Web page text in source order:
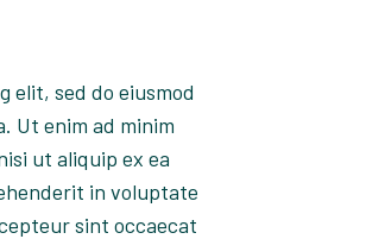
elit, sed do eiusmod
Ut enim ad minim
ut aliquip ex ea
in voluptate
sint occaecat